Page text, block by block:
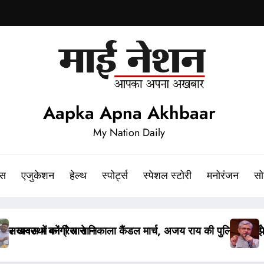
Aapka Apna Akhbaar
My Nation Daily
एजुकेशन हेल्थ स्पोर्ट्स स्पेशल स्टोरी मनोरंजन
लीक संशोधन बिल पर मंत्री वैष्णव ने नहीं दिया जवाब, PM मोदी ने
पेपर